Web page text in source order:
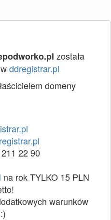
została
ddregistrar.pl
domeny
22 90
na rok TYLKO 15 PLN
warunków
:)